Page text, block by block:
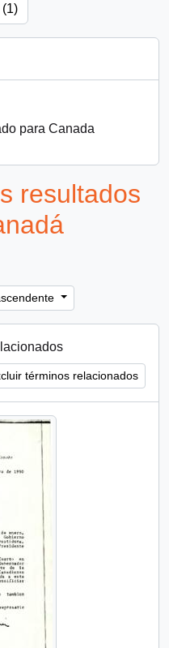
para Canada
resultados
términos relacionados